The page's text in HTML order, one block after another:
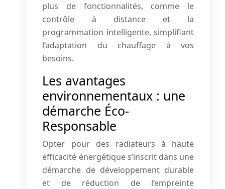
plus de fonctionnalités, comme le
contrôle à distance et la
programmation intelligente, simplifiant
l’adaptation du chauffage à vos
besoins.
Les avantages
environnementaux : une
démarche Éco-
Responsable
Opter pour des radiateurs à haute
efficacité énergétique s’inscrit dans une
démarche de développement durable
et de réduction de l’empreinte